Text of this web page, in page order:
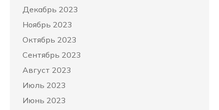
Декабрь 2023
Ноябрь 2023
Октябрь 2023
Сентябрь 2023
Август 2023
Июль 2023
Июнь 2023